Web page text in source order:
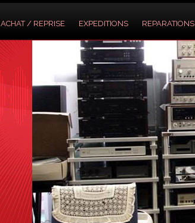
ACHAT / REPRISE EXPEDITIONS REPARATIONS